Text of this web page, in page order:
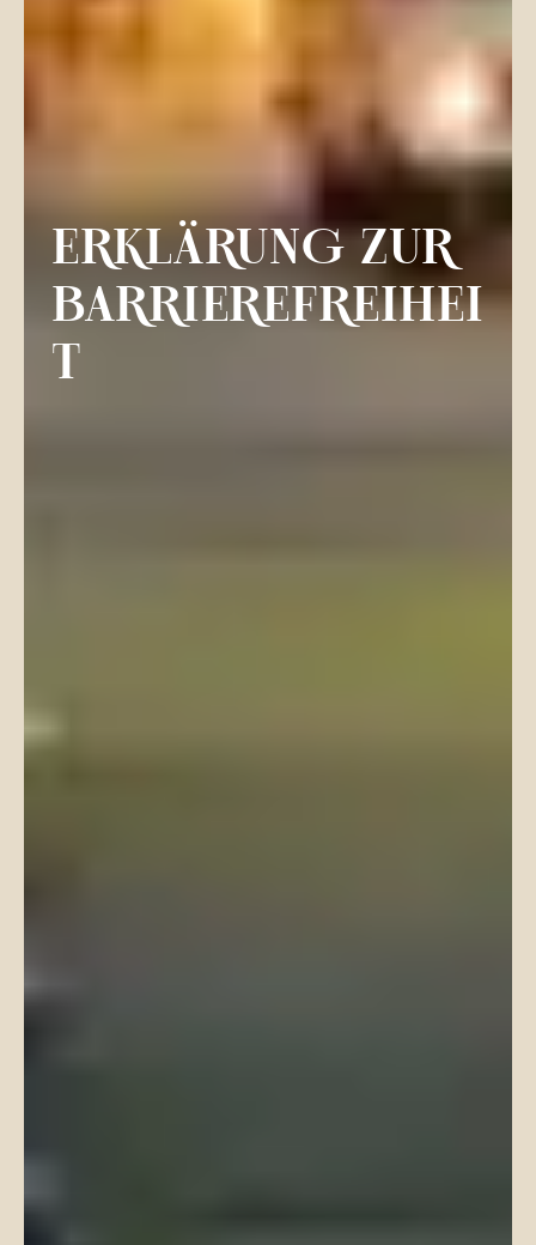
ERKLÄRUNG ZUR
BARRIEREFREIHEI
T